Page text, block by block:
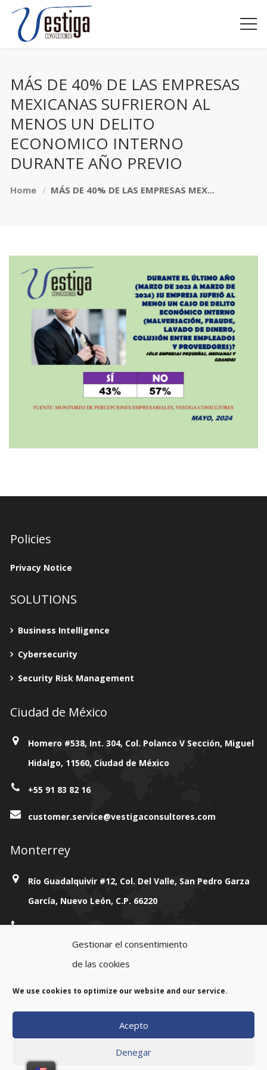
Gestionar el consentimiento
de las cookies
We use cookies to optimize our website and our service.
Acepto
Denegar
MÁS DE 40% DE LAS EMPRESAS
MEXICANAS SUFRIERON AL
MENOS UN DELITO
ECONOMICO INTERNO
DURANTE AÑO PREVIO
Home MÁS DE 40% DE LAS EMPRESAS MEX...
Policies
Privacy Notice
SOLUTIONS
Business Intelligence
Cybersecurity
Security Risk Management
Ciudad de México
Homero #538, Int. 304, Col. Polanco V Sección, Miguel
Hidalgo, 11560, Ciudad de México
+55 91 83 82 16
customer.service@vestigaconsultores.com
Monterrey
Río Guadalquivir #12, Col. Del Valle, San Pedro Garza
García, Nuevo León, C.P. 66220
+814 777 38 93
Copyright 2023. All rights reserved.